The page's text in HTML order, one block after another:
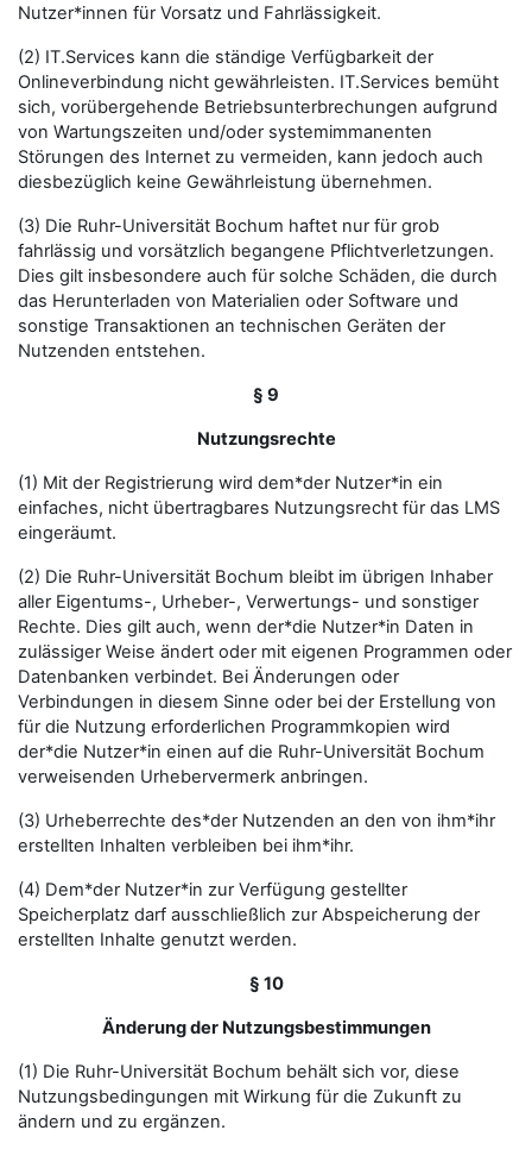
Nutzer*innen für Vorsatz und Fahrlässigkeit.
(2) IT.Services kann die ständige Verfügbarkeit der
Onlineverbindung nicht gewährleisten. IT.Services bemüht
sich, vorübergehende Betriebsunterbrechungen aufgrund
von Wartungszeiten und/oder systemimmanenten
Störungen des Internet zu vermeiden, kann jedoch auch
diesbezüglich keine Gewährleistung übernehmen.
(3) Die Ruhr-Universität Bochum haftet nur für grob
fahrlässig und vorsätzlich begangene Pflichtverletzungen.
Dies gilt insbesondere auch für solche Schäden, die durch
das Herunterladen von Materialien oder Software und
sonstige Transaktionen an technischen Geräten der
Nutzenden entstehen.
§ 9
Nutzungsrechte
(1) Mit der Registrierung wird dem*der Nutzer*in ein
einfaches, nicht übertragbares Nutzungsrecht für das LMS
eingeräumt.
(2) Die Ruhr-Universität Bochum bleibt im übrigen Inhaber
aller Eigentums-, Urheber-, Verwertungs- und sonstiger
Rechte. Dies gilt auch, wenn der*die Nutzer*in Daten in
zulässiger Weise ändert oder mit eigenen Programmen oder
Datenbanken verbindet. Bei Änderungen oder
Verbindungen in diesem Sinne oder bei der Erstellung von
für die Nutzung erforderlichen Programmkopien wird
der*die Nutzer*in einen auf die Ruhr-Universität Bochum
verweisenden Urhebervermerk anbringen.
(3) Urheberrechte des*der Nutzenden an den von ihm*ihr
erstellten Inhalten verbleiben bei ihm*ihr.
(4) Dem*der Nutzer*in zur Verfügung gestellter
Speicherplatz darf ausschließlich zur Abspeicherung der
erstellten Inhalte genutzt werden.
§ 10
Änderung der Nutzungsbestimmungen
(1) Die Ruhr-Universität Bochum behält sich vor, diese
Nutzungsbedingungen mit Wirkung für die Zukunft zu
ändern und zu ergänzen.